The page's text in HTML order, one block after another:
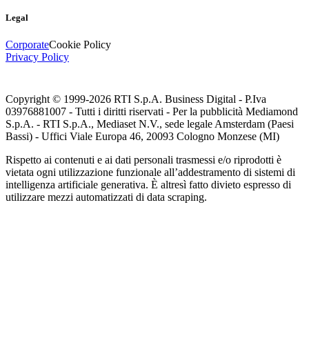
Legal
CorporateCookie Policy
Privacy Policy
Copyright © 1999-2026 RTI S.p.A. Business Digital - P.Iva
03976881007 - Tutti i diritti riservati - Per la pubblicità Mediamond
S.p.A. - RTI S.p.A., Mediaset N.V., sede legale Amsterdam (Paesi
Bassi) - Uffici Viale Europa 46, 20093 Cologno Monzese (MI)
Rispetto ai contenuti e ai dati personali trasmessi e/o riprodotti è
vietata ogni utilizzazione funzionale all’addestramento di sistemi di
intelligenza artificiale generativa. È altresì fatto divieto espresso di
utilizzare mezzi automatizzati di data scraping.